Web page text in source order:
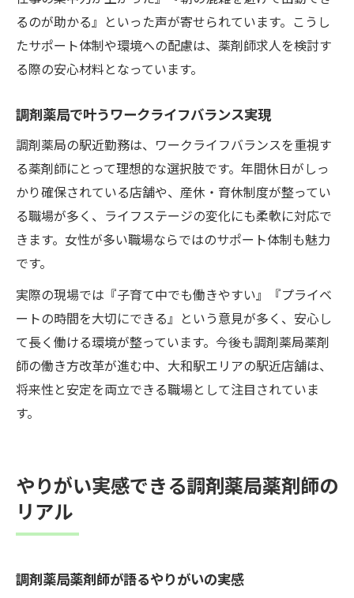
るのが助かる』といった声が寄せられています。こうし
たサポート体制や環境への配慮は、薬剤師求人を検討す
る際の安心材料となっています。
調剤薬局で叶うワークライフバランス実現
調剤薬局の駅近勤務は、ワークライフバランスを重視す
る薬剤師にとって理想的な選択肢です。年間休日がしっ
かり確保されている店舗や、産休・育休制度が整ってい
る職場が多く、ライフステージの変化にも柔軟に対応で
きます。女性が多い職場ならではのサポート体制も魅力
です。
実際の現場では『子育て中でも働きやすい』『プライベ
ートの時間を大切にできる』という意見が多く、安心し
て長く働ける環境が整っています。今後も調剤薬局薬剤
師の働き方改革が進む中、大和駅エリアの駅近店舗は、
将来性と安定を両立できる職場として注目されていま
す。
やりがい実感できる調剤薬局薬剤師の
リアル
調剤薬局薬剤師が語るやりがいの実感